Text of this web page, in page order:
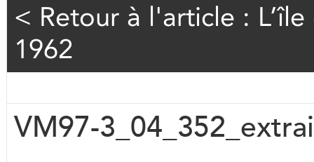
< Retour à l'article :
1962
VM97-